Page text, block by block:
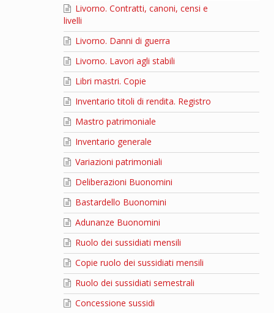
Livorno. Contratti, canoni, censi e
livelli
Livorno. Danni di guerra
Livorno. Lavori agli stabili
Libri mastri. Copie
Inventario titoli di rendita. Registro
Mastro patrimoniale
Inventario generale
Variazioni patrimoniali
Deliberazioni Buonomini
Bastardello Buonomini
Adunanze Buonomini
Ruolo dei sussidiati mensili
Copie ruolo dei sussidiati mensili
Ruolo dei sussidiati semestrali
Concessione sussidi